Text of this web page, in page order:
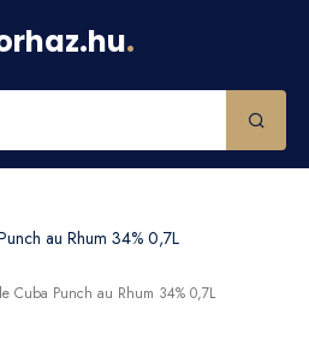
.
au Rhum 34% 0,7L